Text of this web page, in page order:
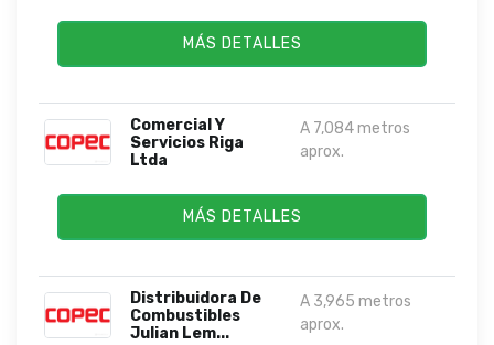
MÁS DETALLES
Comercial Y
Servicios Riga
Ltda
A 7,084 metros
aprox.
MÁS DETALLES
Distribuidora De
Combustibles
Julian Lem...
A 3,965 metros
aprox.